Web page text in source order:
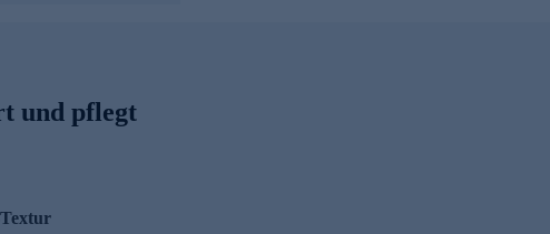
und pflegt